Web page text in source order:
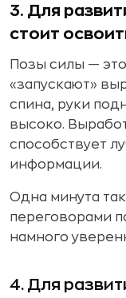
3. Для
стоит
Позы силы —
«запускают»
спина, руки
высоко.
способствует
информации.
Одна минута
переговорами
намного
4. Для